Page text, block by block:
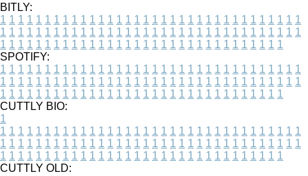
BITLY:
1 1 1 1 1 1 1 1 1 1 1 1 1 1 1 1 1 1 1 1 1 1 1 1 1 1 1 1 1 1 1 1 1 1
1 1 1 1 1 1 1 1 1 1 1 1 1 1 1 1 1 1 1 1 1 1 1 1 1 1 1 1 1 1 1 1 1 1
1 1 1 1 1 1 1 1 1 1 1 1 1 1 1 1 1 1 1 1 1 1 1 1 1 1 1 1 1 1 1 1
SPOTIFY:
1 1 1 1 1 1 1 1 1 1 1 1 1 1 1 1 1 1 1 1 1 1 1 1 1 1 1 1 1 1 1 1 1 1
1 1 1 1 1 1 1 1 1 1 1 1 1 1 1 1 1 1 1 1 1 1 1 1 1 1 1 1 1 1 1 1 1 1
1 1 1 1 1 1 1 1 1 1 1 1 1 1 1 1 1 1 1 1 1 1 1 1 1 1 1 1 1 1 1 1
CUTTLY BIO:
1
1 1 1 1 1 1 1 1 1 1 1 1 1 1 1 1 1 1 1 1 1 1 1 1 1 1 1 1 1 1 1 1 1 1
1 1 1 1 1 1 1 1 1 1 1 1 1 1 1 1 1 1 1 1 1 1 1 1 1 1 1 1 1 1 1 1 1 1
1 1 1 1 1 1 1 1 1 1 1 1 1 1 1 1 1 1 1 1 1 1 1 1 1 1 1 1 1 1 1 1
CUTTLY OLD: